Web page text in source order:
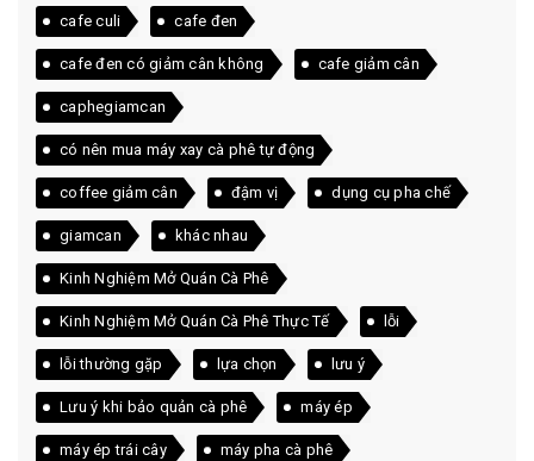
cafe culi cafe đen
cafe đen có giảm cân không cafe giảm cân
caphegiamcan
có nên mua máy xay cà phê tự động
coffee giảm cân đậm vị dụng cụ pha chế
giamcan khác nhau
Kinh Nghiệm Mở Quán Cà Phê
Kinh Nghiệm Mở Quán Cà Phê Thực Tế lỗi
lỗi thường gặp lựa chọn lưu ý
Lưu ý khi bảo quản cà phê máy ép
máy ép trái cây máy pha cà phê